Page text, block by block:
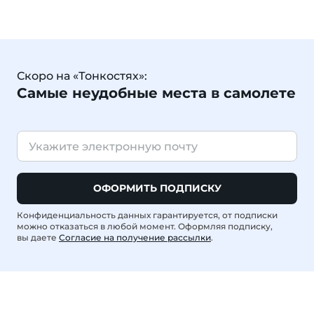
Скоро на «Тонкостях»:
Самые неудобные места в самолете
ОФОРМИТЬ ПОДПИСКУ
Конфиденциальность данных гарантируется, от подписки
можно отказаться в любой момент. Оформляя подписку,
вы даете Согласие на получение рассылки.